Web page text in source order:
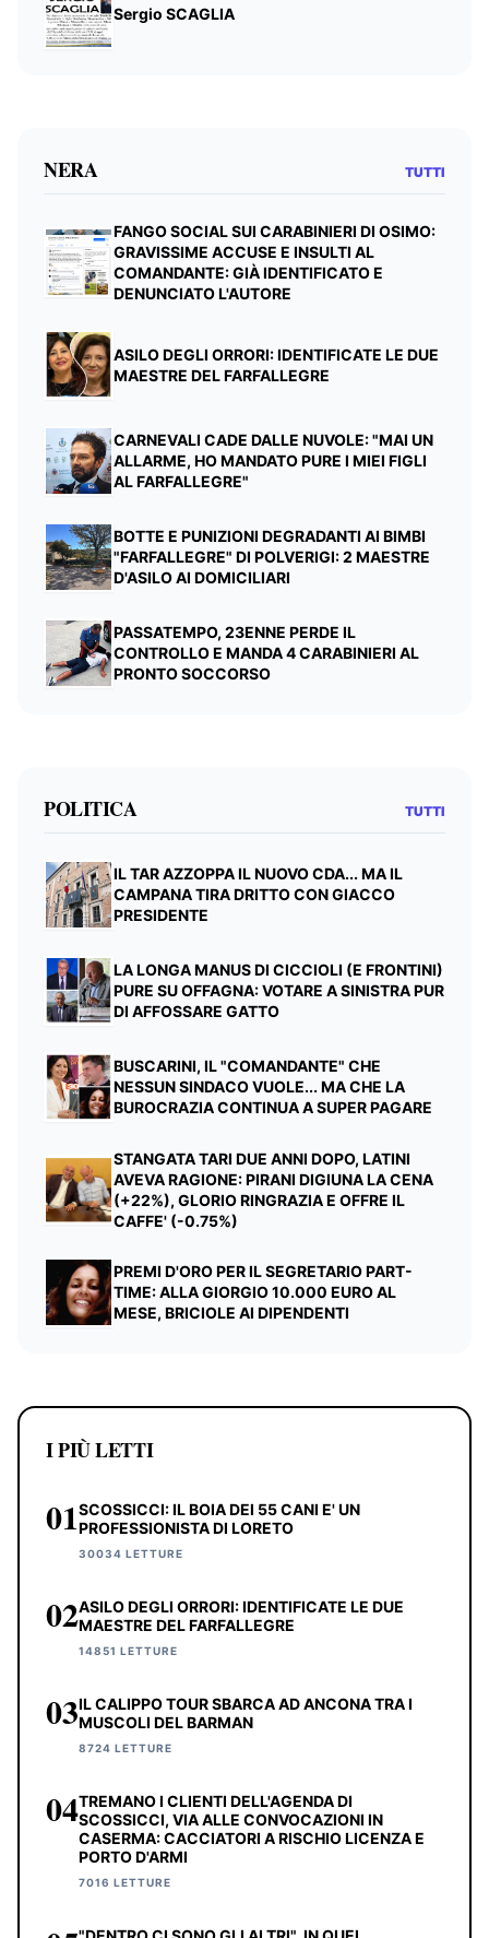
Sergio SCAGLIA
NERA TUTTI
FANGO SOCIAL SUI CARABINIERI DI OSIMO:
GRAVISSIME ACCUSE E INSULTI AL
COMANDANTE: GIÀ IDENTIFICATO E
DENUNCIATO L'AUTORE
ASILO DEGLI ORRORI: IDENTIFICATE LE DUE
MAESTRE DEL FARFALLEGRE
CARNEVALI CADE DALLE NUVOLE: "MAI UN
ALLARME, HO MANDATO PURE I MIEI FIGLI
AL FARFALLEGRE"
BOTTE E PUNIZIONI DEGRADANTI AI BIMBI
"FARFALLEGRE" DI POLVERIGI: 2 MAESTRE
D'ASILO AI DOMICILIARI
PASSATEMPO, 23ENNE PERDE IL
CONTROLLO E MANDA 4 CARABINIERI AL
PRONTO SOCCORSO
POLITICA TUTTI
IL TAR AZZOPPA IL NUOVO CDA... MA IL
CAMPANA TIRA DRITTO CON GIACCO
PRESIDENTE
LA LONGA MANUS DI CICCIOLI (E FRONTINI)
PURE SU OFFAGNA: VOTARE A SINISTRA PUR
DI AFFOSSARE GATTO
BUSCARINI, IL "COMANDANTE" CHE
NESSUN SINDACO VUOLE... MA CHE LA
BUROCRAZIA CONTINUA A SUPER PAGARE
STANGATA TARI DUE ANNI DOPO, LATINI
AVEVA RAGIONE: PIRANI DIGIUNA LA CENA
(+22%), GLORIO RINGRAZIA E OFFRE IL
CAFFE' (-0.75%)
PREMI D'ORO PER IL SEGRETARIO PART-
TIME: ALLA GIORGIO 10.000 EURO AL
MESE, BRICIOLE AI DIPENDENTI
I PIÙ LETTI
01SCOSSICCI: IL BOIA DEI 55 CANI E' UN
PROFESSIONISTA DI LORETO
30034 LETTURE
02ASILO DEGLI ORRORI: IDENTIFICATE LE DUE
MAESTRE DEL FARFALLEGRE
14851 LETTURE
03IL CALIPPO TOUR SBARCA AD ANCONA TRA I
MUSCOLI DEL BARMAN
8724 LETTURE
04TREMANO I CLIENTI DELL'AGENDA DI
SCOSSICCI, VIA ALLE CONVOCAZIONI IN
CASERMA: CACCIATORI A RISCHIO LICENZA E
PORTO D'ARMI
7016 LETTURE